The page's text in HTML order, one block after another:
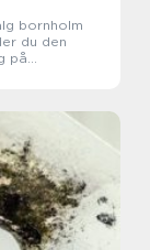
bornholm
du den
på